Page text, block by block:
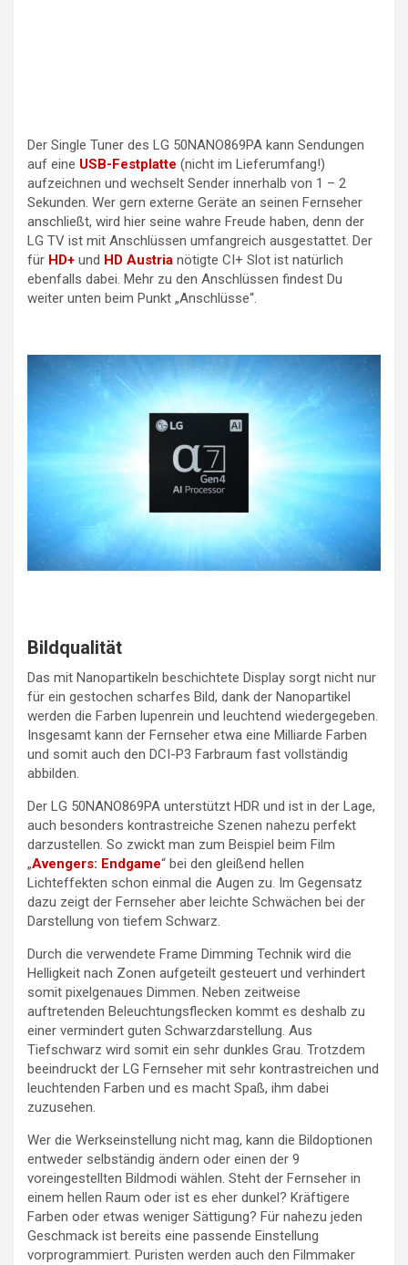
Der Single Tuner des LG 50NANO869PA kann Sendungen
auf eine USB-Festplatte (nicht im Lieferumfang!)
aufzeichnen und wechselt Sender innerhalb von 1 – 2
Sekunden. Wer gern externe Geräte an seinen Fernseher
anschließt, wird hier seine wahre Freude haben, denn der
LG TV ist mit Anschlüssen umfangreich ausgestattet. Der
für HD+ und HD Austria nötigte CI+ Slot ist natürlich
ebenfalls dabei. Mehr zu den Anschlüssen findest Du
weiter unten beim Punkt „Anschlüsse“.
Bildqualität
Das mit Nanopartikeln beschichtete Display sorgt nicht nur
für ein gestochen scharfes Bild, dank der Nanopartikel
werden die Farben lupenrein und leuchtend wiedergegeben.
Insgesamt kann der Fernseher etwa eine Milliarde Farben
und somit auch den DCI-P3 Farbraum fast vollständig
abbilden.
Der LG 50NANO869PA unterstützt HDR und ist in der Lage,
auch besonders kontrastreiche Szenen nahezu perfekt
darzustellen. So zwickt man zum Beispiel beim Film
„Avengers: Endgame“ bei den gleißend hellen
Lichteffekten schon einmal die Augen zu. Im Gegensatz
dazu zeigt der Fernseher aber leichte Schwächen bei der
Darstellung von tiefem Schwarz.
Durch die verwendete Frame Dimming Technik wird die
Helligkeit nach Zonen aufgeteilt gesteuert und verhindert
somit pixelgenaues Dimmen. Neben zeitweise
auftretenden Beleuchtungsflecken kommt es deshalb zu
einer vermindert guten Schwarzdarstellung. Aus
Tiefschwarz wird somit ein sehr dunkles Grau. Trotzdem
beeindruckt der LG Fernseher mit sehr kontrastreichen und
leuchtenden Farben und es macht Spaß, ihm dabei
zuzusehen.
Wer die Werkseinstellung nicht mag, kann die Bildoptionen
entweder selbständig ändern oder einen der 9
voreingestellten Bildmodi wählen. Steht der Fernseher in
einem hellen Raum oder ist es eher dunkel? Kräftigere
Farben oder etwas weniger Sättigung? Für nahezu jeden
Geschmack ist bereits eine passende Einstellung
vorprogrammiert. Puristen werden auch den Filmmaker